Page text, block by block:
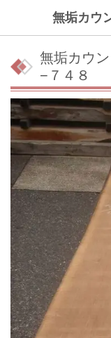
無垢カウ
無垢カウ
−７４８